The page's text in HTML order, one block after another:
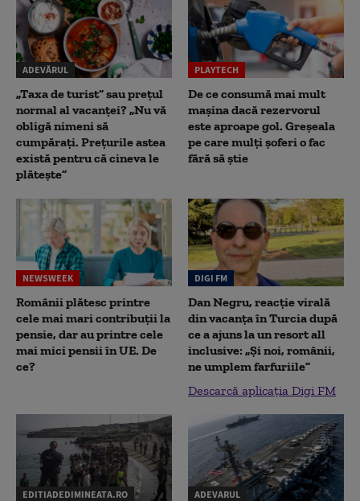
ADEVĂRUL
„Taxa de turist” sau prețul
normal al vacanței? „Nu vă
obligă nimeni să
cumpărați. Prețurile astea
există pentru că cineva le
plătește”
PLAYTECH
De ce consumă mai mult
mașina dacă rezervorul
este aproape gol. Greșeala
pe care mulți șoferi o fac
fără să știe
NEWSWEEK
Românii plătesc printre
cele mai mari contribuții la
pensie, dar au printre cele
mai mici pensii în UE. De
ce?
DIGI FM
Dan Negru, reacție virală
din vacanța în Turcia după
ce a ajuns la un resort all
inclusive: „Și noi, românii,
ne umplem farfuriile”
Descarcă aplicația Digi FM
EDITIADEDIMINEATA.RO ADEVARUL